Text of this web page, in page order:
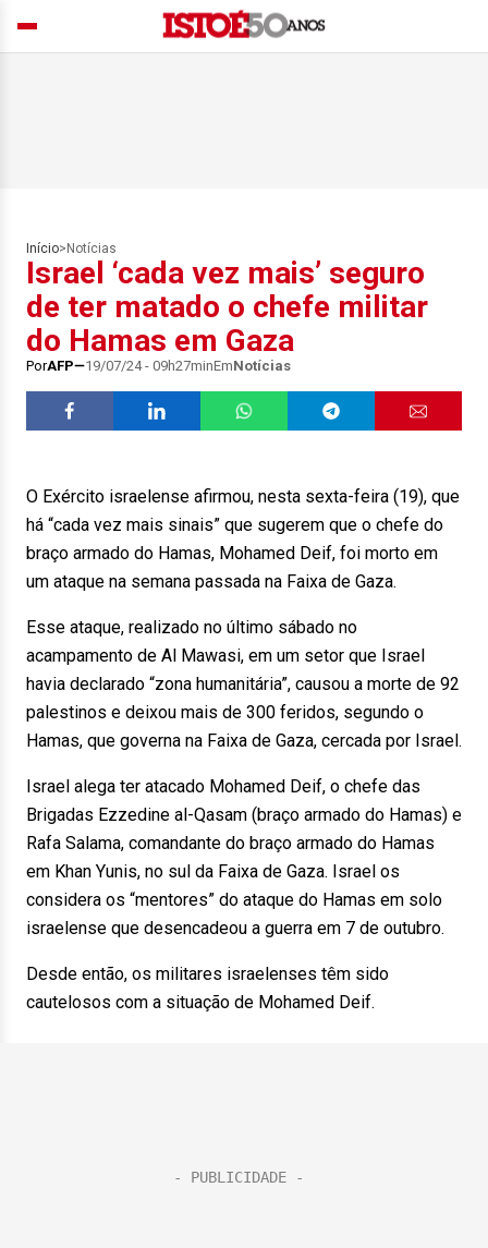
Início> Notícias
Israel ‘cada vez mais’ seguro
de ter matado o chefe militar
do Hamas em Gaza
PorAFP 19/07/24 - 09h27minEmNotícias
O Exército israelense afirmou, nesta sexta-feira (19), que
há “cada vez mais sinais” que sugerem que o chefe do
braço armado do Hamas, Mohamed Deif, foi morto em
um ataque na semana passada na Faixa de Gaza.
Esse ataque, realizado no último sábado no
acampamento de Al Mawasi, em um setor que Israel
havia declarado “zona humanitária”, causou a morte de 92
palestinos e deixou mais de 300 feridos, segundo o
Hamas, que governa na Faixa de Gaza, cercada por Israel.
Israel alega ter atacado Mohamed Deif, o chefe das
Brigadas Ezzedine al-Qasam (braço armado do Hamas) e
Rafa Salama, comandante do braço armado do Hamas
em Khan Yunis, no sul da Faixa de Gaza. Israel os
considera os “mentores” do ataque do Hamas em solo
israelense que desencadeou a guerra em 7 de outubro.
Desde então, os militares israelenses têm sido
cautelosos com a situação de Mohamed Deif.